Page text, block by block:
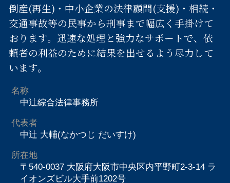
倒産(再生)・中小企業の法律顧問(支援)・相続・
交通事故等の民事から刑事まで幅広く手掛けて
おります。迅速な処理と強力なサポートで、依
頼者の利益のために結果を出せるよう尽力して
います。
名称
中辻綜合法律事務所
代表者
中辻 大輔(なかつじ だいすけ)
所在地
〒540-0037 大阪府大阪市中央区内平野町2-3-14 ラ
イオンズビル大手前1202号